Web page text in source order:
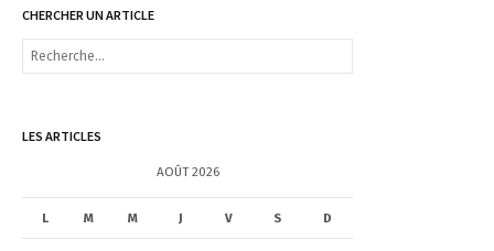
CHERCHER UN ARTICLE
R
r
e
LES ARTICLES
AOÛT 2026
L M M J V S D